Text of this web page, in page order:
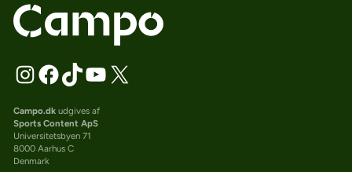
Campo.dkudgives af
Sports Content ApS
Universitetsbyen 71
8000 Aarhus C
Denmark